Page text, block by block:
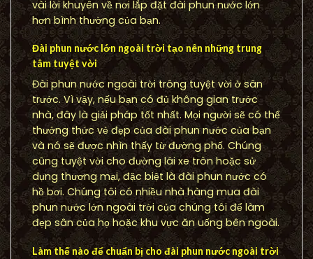
vài lời khuyên về nơi lắp đặt đài phun nước lớn
hơn bình thường của bạn.
Đài phun nước lớn ngoài trời tạo nên những trung
tâm tuyệt vời
Đài phun nước ngoài trời trông tuyệt vời ở sân
trước. Vì vậy, nếu bạn có đủ không gian trước
nhà, đây là giải pháp tốt nhất. Mọi người sẽ có thể
thưởng thức vẻ đẹp của đài phun nước của bạn
và nó sẽ được nhìn thấy từ đường phố. Chúng
cũng tuyệt vời cho đường lái xe tròn hoặc sử
dụng thương mại, đặc biệt là đài phun nước có
hồ bơi. Chúng tôi có nhiều nhà hàng mua đài
phun nước lớn ngoài trời của chúng tôi để làm
đẹp sân của họ hoặc khu vực ăn uống bên ngoài.
Làm thế nào để chuẩn bị cho đài phun nước ngoài trời